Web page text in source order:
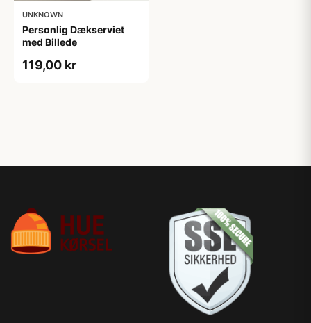
UNKNOWN
Personlig Dækserviet
med Billede
119,00 kr